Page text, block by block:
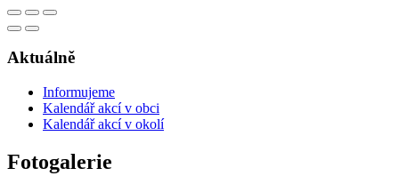
Aktuálně
Informujeme
Kalendář akcí v obci
Kalendář akcí v okolí
Fotogalerie